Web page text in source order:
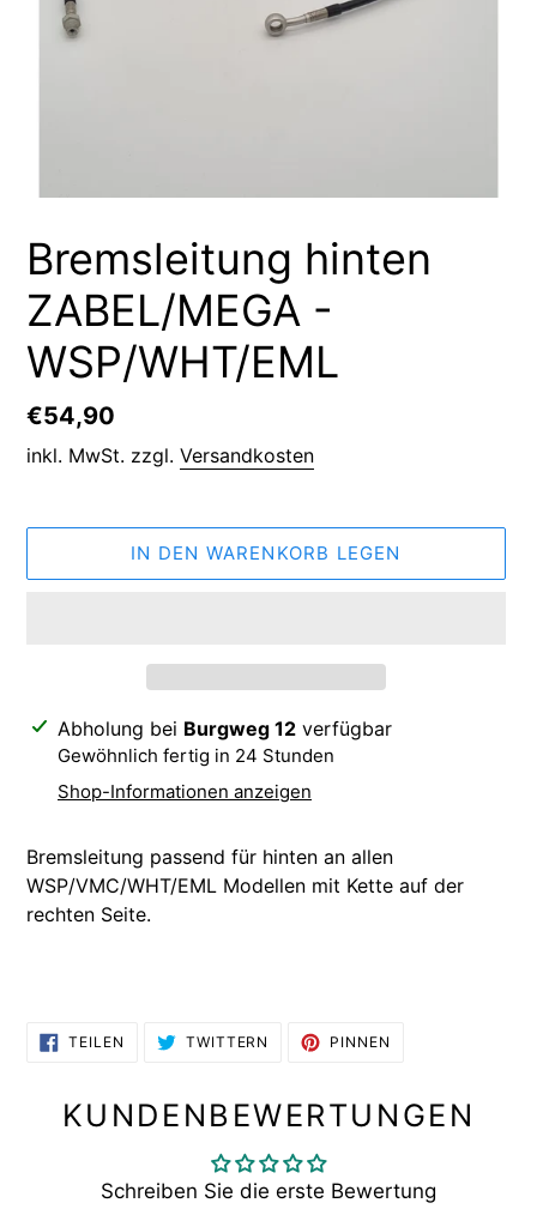
Bremsleitung hinten
ZABEL/MEGA -
WSP/WHT/EML
Normaler
Preis
€54,90
inkl. MwSt. zzgl. Versandkosten
IN DEN WARENKORB LEGEN
Produkt
wird
zum
Abholung bei Burgweg 12 verfügbar
Gewöhnlich fertig in 24 Stunden
Shop-Informationen anzeigen
Bremsleitung passend für hinten an allen
WSP/VMC/WHT/EML Modellen mit Kette auf der
rechten Seite.
TEILEN
FACEBOOK
TWITTERN
TWITTER
PINNEN
KUNDENBEWERTUNGEN
Schreiben Sie die erste Bewertung